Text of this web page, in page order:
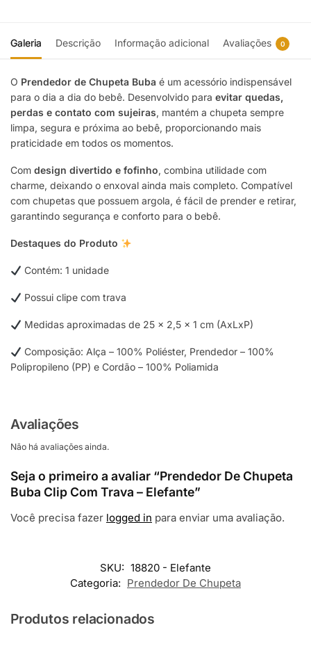
Galeria Descrição Informação adicional Avaliações 0
O Prendedor de Chupeta Buba é um acessório indispensável
para o dia a dia do bebê. Desenvolvido para evitar quedas,
perdas e contato com sujeiras, mantém a chupeta sempre
limpa, segura e próxima ao bebê, proporcionando mais
praticidade em todos os momentos.
Com design divertido e fofinho, combina utilidade com
charme, deixando o enxoval ainda mais completo. Compatível
com chupetas que possuem argola, é fácil de prender e retirar,
garantindo segurança e conforto para o bebê.
Destaques do Produto
Contém: 1 unidade
Possui clipe com trava
Medidas aproximadas de 25 x 2,5 x 1 cm (AxLxP)
Composição: Alça – 100% Poliéster, Prendedor – 100%
Polipropileno (PP) e Cordão – 100% Poliamida
Avaliações
Não há avaliações ainda.
Seja o primeiro a avaliar “Prendedor De Chupeta
Buba Clip Com Trava – Elefante”
Você precisa fazer logged in para enviar uma avaliação.
SKU: 18820 - Elefante
Categoria: Prendedor De Chupeta
Produtos relacionados